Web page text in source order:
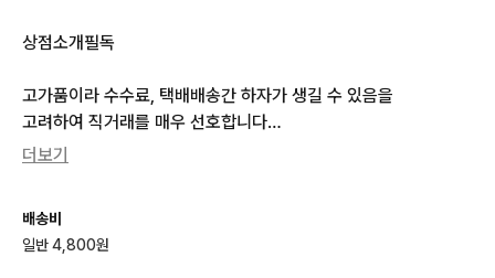
상점소개필독
고가품이라 수수료, 택배배송간 하자가 생길 수 있음을
고려하여 직거래를 매우 선호합니다
택배배송으로 구매 시 빛비춤동영상 발송 드리고 배송 중의 하자
붕괴스타레일 붕스 내가쓰는대로
키레네 이벤트 특전 포토카드 개별/일괄 판매
더보기
배송비
일반 4,800원